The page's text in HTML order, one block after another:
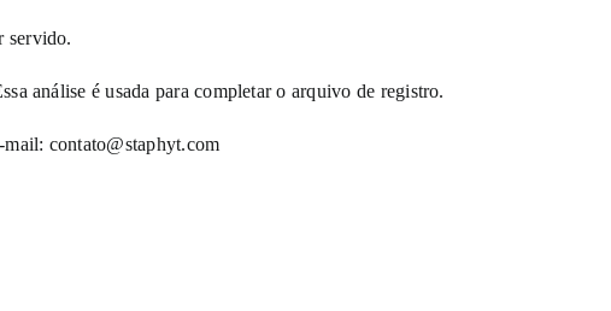
servido.
análise é usada para completar o arquivo de registro.
mail: contato@staphyt.com